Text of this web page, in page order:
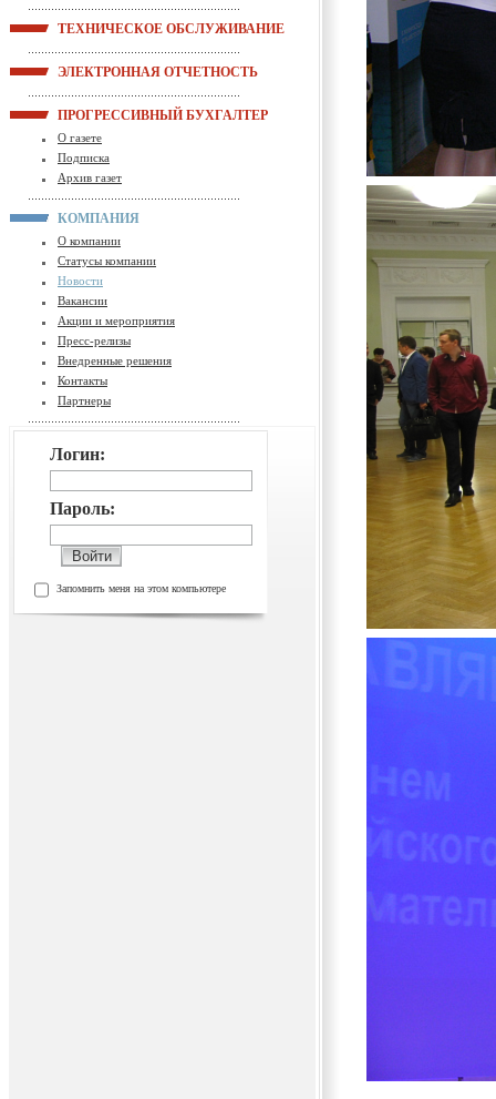
ТЕХНИЧЕСКОЕ ОБСЛУЖИВАНИЕ
ЭЛЕКТРОННАЯ ОТЧЕТНОСТЬ
ПРОГРЕССИВНЫЙ БУХГАЛТЕР
О газете
Подписка
Архив газет
КОМПАНИЯ
О компании
Статусы компании
Новости
Вакансии
Акции и мероприятия
Пресс-релизы
Внедренные решения
Контакты
Партнеры
Логин:
Пароль:
Запомнить меня на этом компьютере